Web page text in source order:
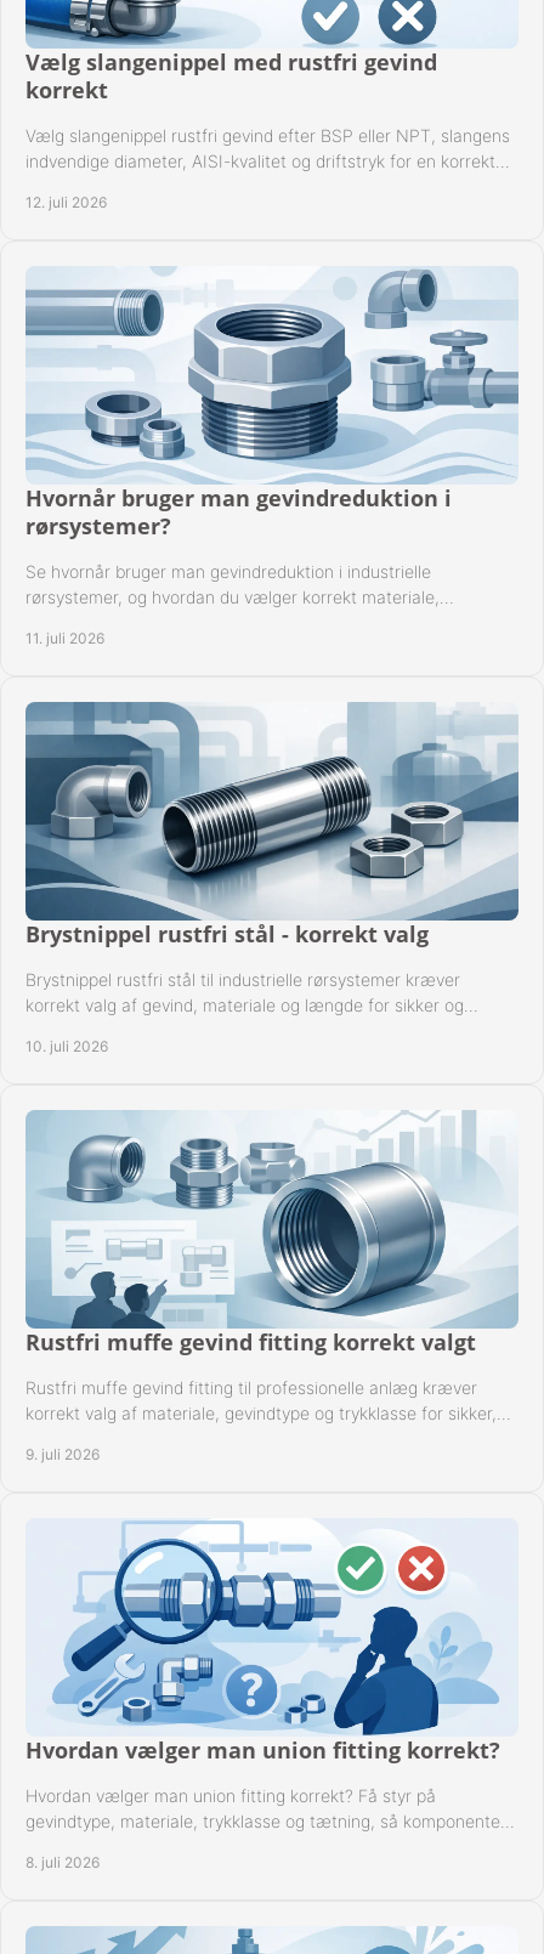
Vælg slangenippel med rustfri gevind
korrekt
Vælg slangenippel rustfri gevind efter BSP eller NPT, slangens
indvendige diameter, AISI-kvalitet og driftstryk for en korrekt
12. juli 2026
Hvornår bruger man gevindreduktion i
rørsystemer?
Se hvornår bruger man gevindreduktion i industrielle
rørsystemer, og hvordan du vælger korrekt materiale,
11. juli 2026
Brystnippel rustfri stål - korrekt valg
Brystnippel rustfri stål til industrielle rørsystemer kræver
korrekt valg af gevind, materiale og længde for sikker og
10. juli 2026
Rustfri muffe gevind fitting korrekt valgt
Rustfri muffe gevind fitting til professionelle anlæg kræver
korrekt valg af materiale, gevindtype og trykklasse for sikker,
9. juli 2026
Hvordan vælger man union fitting korrekt?
Hvordan vælger man union fitting korrekt? Få styr på
gevindtype, materiale, trykklasse og tætning, så komponenten
8. juli 2026